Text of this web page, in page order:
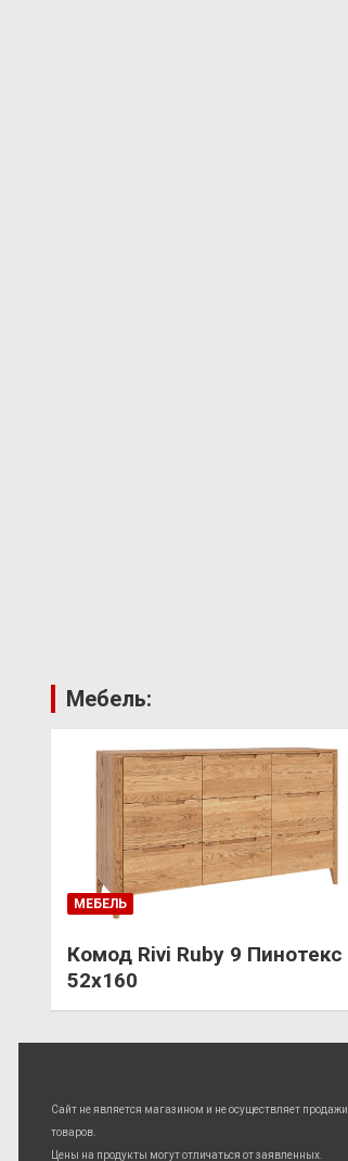
Мебель:
МЕБЕЛЬ
Комод Rivi Ruby 9 Пинотекс
52х160
Сайт не является магазином и не осуществляет продажи
товаров.
Цены на продукты могут отличаться от заявленных.